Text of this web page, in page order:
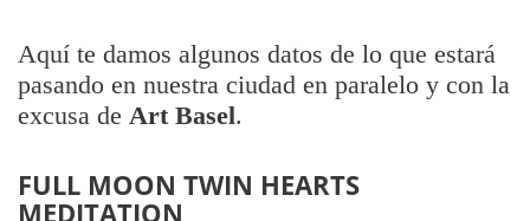
Aquí te damos algunos datos de lo que estará
pasando en nuestra ciudad en paralelo y con la
excusa de Art Basel.
FULL MOON TWIN HEARTS
MEDITATION